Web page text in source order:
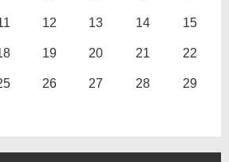
12 13 14 15
19 20 21 22
26 27 28 29